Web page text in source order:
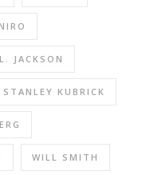
JACKSON
STANLEY KUBRICK
WILL SMITH